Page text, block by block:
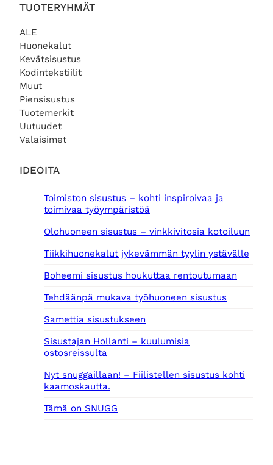
TUOTERYHMÄT
ALE
Huonekalut
Kevätsisustus
Kodintekstiilit
Muut
Piensisustus
Tuotemerkit
Uutuudet
Valaisimet
IDEOITA
Toimiston sisustus – kohti inspiroivaa ja
toimivaa työympäristöä
Olohuoneen sisustus – vinkkivitosia kotoiluun
Tiikkihuonekalut jykevämmän tyylin ystävälle
Boheemi sisustus houkuttaa rentoutumaan
Tehdäänpä mukava työhuoneen sisustus
Samettia sisustukseen
Sisustajan Hollanti – kuulumisia
ostosreissulta
Nyt snuggaillaan! – Fiilistellen sisustus kohti
kaamoskautta.
Tämä on SNUGG